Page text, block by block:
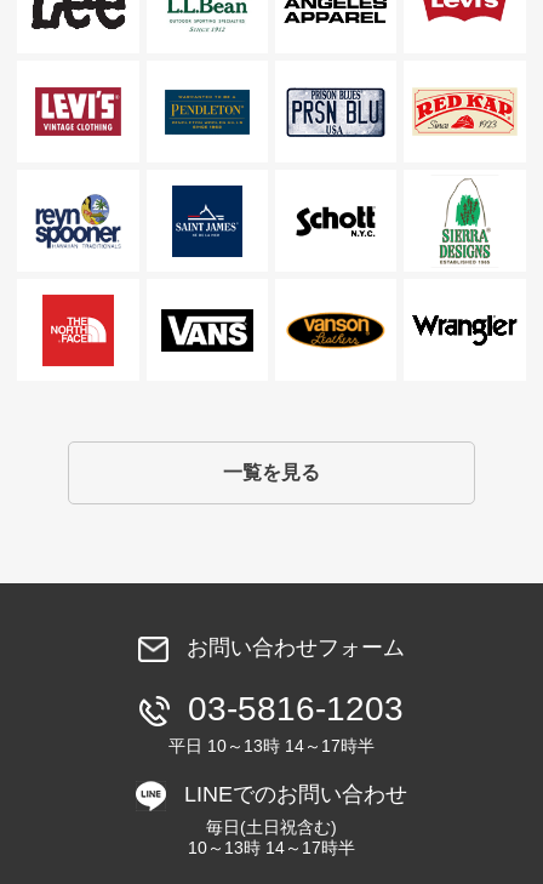
一覧を見る
お問い合わせフォーム
03-5816-1203
平日 10～13時 14～17時半
LINEでのお問い合わせ
毎日(土日祝含む)
10～13時 14～17時半